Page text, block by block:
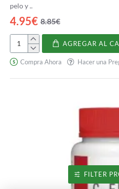
pelo y ..
4.95€ 8.85€
Aceite
Hígado
de
Bacalao
AGREGAR AL
Compra Ahora Hacer una
FILTER